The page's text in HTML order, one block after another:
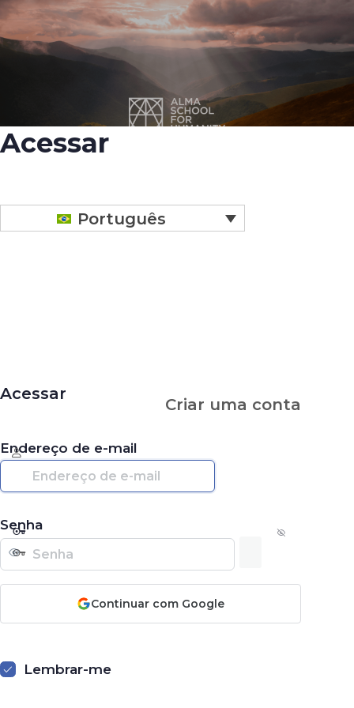
Acessar
Português
Acessar
Criar uma conta
Endereço de e-mail
Senha
Continuar com Google
Lembrar-me